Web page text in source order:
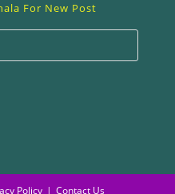
For New Post
Policy Contact Us